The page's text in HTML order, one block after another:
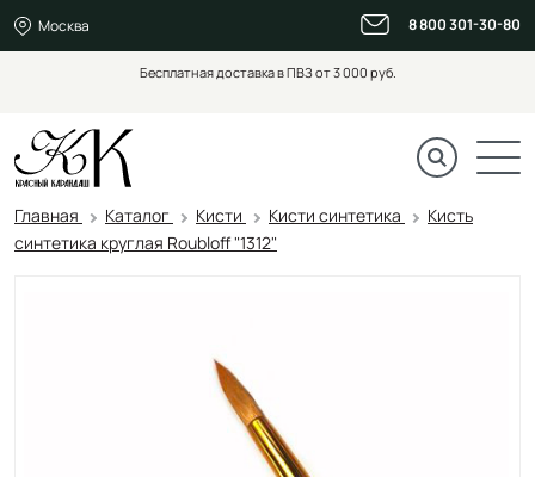
Москва 8 800 301-30-80
Бесплатная доставка в ПВЗ от 3 000 руб.
Главная Каталог Кисти Кисти синтетика
Кисть
синтетика круглая Roubloff "1312"